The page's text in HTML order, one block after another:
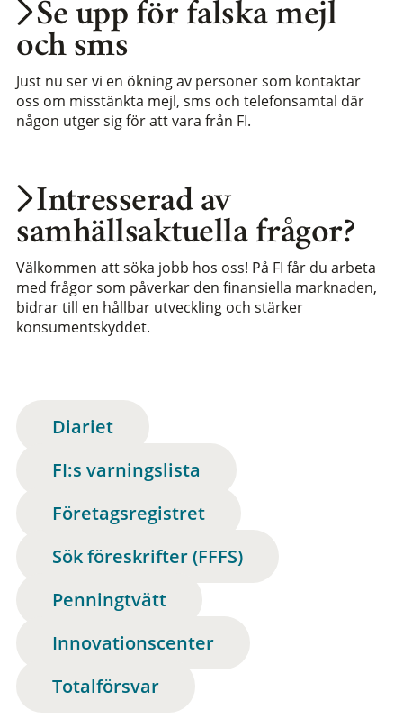
Intresserad av
samhällsaktuella frågor?
Välkommen att söka jobb hos oss! På FI får du arbeta
med frågor som påverkar den finansiella marknaden,
bidrar till en hållbar utveckling och stärker
konsumentskyddet.
Se upp för falska mejl
och sms
Just nu ser vi en ökning av personer som kontaktar
oss om misstänkta mejl, sms och telefonsamtal där
någon utger sig för att vara från FI.
Diariet
FI:s varningslista
Företagsregistret
Sök föreskrifter (FFFS)
Penningtvätt
Innovationscenter
Totalförsvar